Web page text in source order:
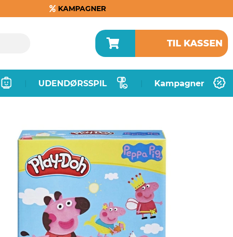
KAMPAGNER
TIL KASSEN
UDENDØRSSPIL Kampagner